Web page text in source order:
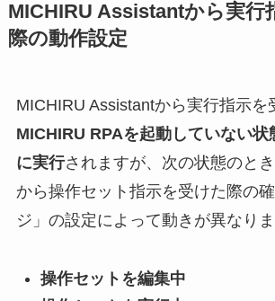
MICHIRU Assistantから実行
際の動作設定
MICHIRU Assistantから実行指示を
MICHIRU RPAを起動していない状
に実行されますが、次の状態のと
から操作セット指示を受けた際の
ジ」の設定によって動きが異なりま
操作セットを編集中